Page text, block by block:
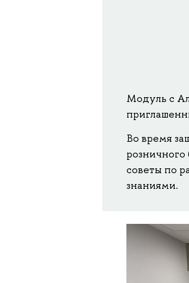
Модуль с
Во время
розничного
советы по
знаниями.